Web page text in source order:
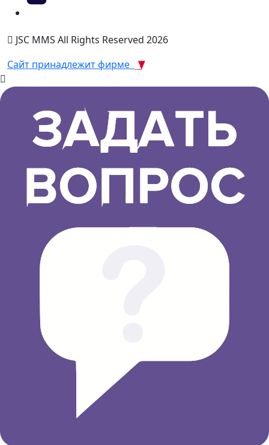
JSC MMS All Rights Reserved 2026
Сайт принадлежит фирме